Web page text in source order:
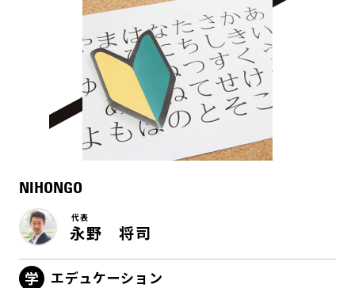
NIHONGO
代表
永野 将司
エデュケーション